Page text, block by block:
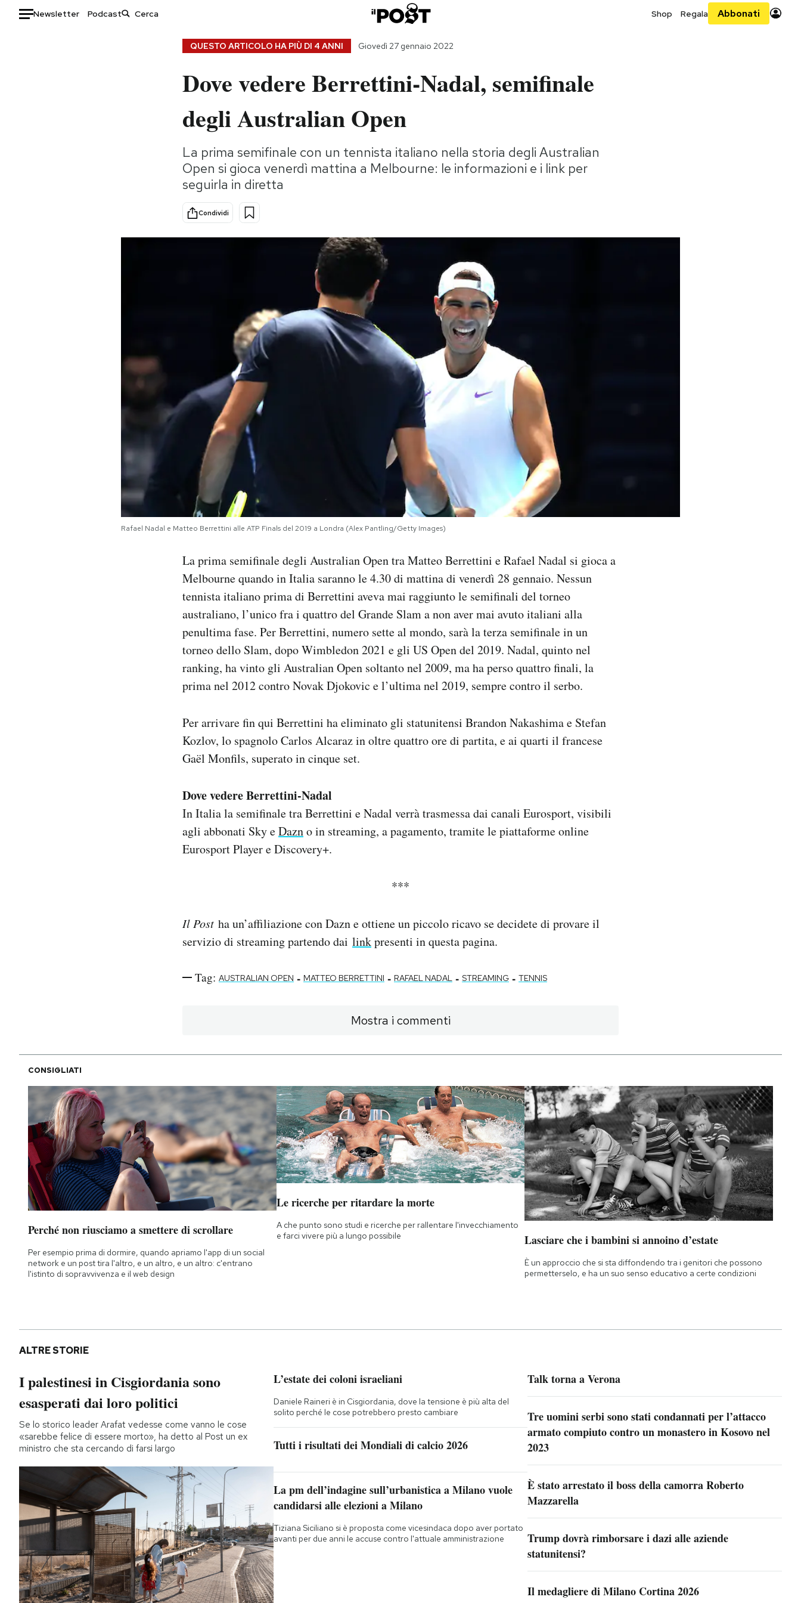
Newsletter Podcast Shop Regala Abbonati
Storie/Idee
Ok Boomer!
Altrecose
Mondiali calcio 2026
AREA PERSONALE
QUESTO ARTICOLO HA PIÙ DI 4 ANNI Giovedì 27 gennaio 2022
Dove vedere Berrettini-Nadal, semifinale
degli Australian Open
La prima semifinale con un tennista italiano nella storia degli Australian
Open si gioca venerdì mattina a Melbourne: le informazioni e i link per
seguirla in diretta
Condividi
Rafael Nadal e Matteo Berrettini alle ATP Finals del 2019 a Londra (Alex Pantling/Getty Images)
La prima semifinale degli Australian Open tra Matteo Berrettini e Rafael Nadal si gioca a
Melbourne quando in Italia saranno le 4.30 di mattina di venerdì 28 gennaio. Nessun
tennista italiano prima di Berrettini aveva mai raggiunto le semifinali del torneo
australiano, l’unico fra i quattro del Grande Slam a non aver mai avuto italiani alla
penultima fase. Per Berrettini, numero sette al mondo, sarà la terza semifinale in un
torneo dello Slam, dopo Wimbledon 2021 e gli US Open del 2019. Nadal, quinto nel
ranking, ha vinto gli Australian Open soltanto nel 2009, ma ha perso quattro finali, la
prima nel 2012 contro Novak Djokovic e l’ultima nel 2019, sempre contro il serbo.
Per arrivare fin qui Berrettini ha eliminato gli statunitensi Brandon Nakashima e Stefan
Kozlov, lo spagnolo Carlos Alcaraz in oltre quattro ore di partita, e ai quarti il francese
Gaël Monfils, superato in cinque set.
Dove vedere Berrettini-Nadal
In Italia la semifinale tra Berrettini e Nadal verrà trasmessa dai canali Eurosport, visibili
agli abbonati Sky eDazno in streaming, a pagamento, tramite le piattaforme online
Eurosport Player e Discovery+.
***
Il Post ha un’affiliazione con Dazn e ottiene un piccolo ricavo se decidete di provare il
servizio di streaming partendo dai linkpresenti in questa pagina.
Tag: AUSTRALIAN OPEN - MATTEO BERRETTINI - RAFAEL NADAL - STREAMING - TENNIS
Mostra i commenti
CONSIGLIATI
Perché non riusciamo a smettere di scrollare
Per esempio prima di dormire, quando apriamo l'app di un social
network e un post tira l'altro, e un altro, e un altro: c'entrano
l'istinto di sopravvivenza e il web design
Le ricerche per ritardare la morte
A che punto sono studi e ricerche per rallentare l'invecchiamento
e farci vivere più a lungo possibile
Lasciare che i bambini si annoino d’estate
È un approccio che si sta diffondendo tra i genitori che possono
permetterselo, e ha un suo senso educativo a certe condizioni
ALTRE STORIE
I palestinesi in Cisgiordania sono
esasperati dai loro politici
Se lo storico leader Arafat vedesse come vanno le cose
«sarebbe felice di essere morto», ha detto al Post un ex
ministro che sta cercando di farsi largo
L’estate dei coloni israeliani
Daniele Raineri è in Cisgiordania, dove la tensione è più alta del
solito perché le cose potrebbero presto cambiare
Tutti i risultati dei Mondiali di calcio 2026
La pm dell’indagine sull’urbanistica a Milano vuole
candidarsi alle elezioni a Milano
Tiziana Siciliano si è proposta come vicesindaca dopo aver portato
avanti per due anni le accuse contro l'attuale amministrazione
Talk torna a Verona
Tre uomini serbi sono stati condannati per l’attacco
armato compiuto contro un monastero in Kosovo nel
2023
È stato arrestato il boss della camorra Roberto
Mazzarella
Trump dovrà rimborsare i dazi alle aziende
statunitensi?
Il medagliere di Milano Cortina 2026